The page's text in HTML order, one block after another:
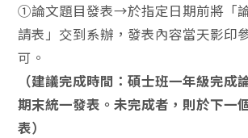
①論文題目發表→於指定日期前將「
請表」交到系辦，發表內容當天影印
可。
（建議完成時間：碩士班一年級完成
期末統一發表。未完成者，則於下一
表）